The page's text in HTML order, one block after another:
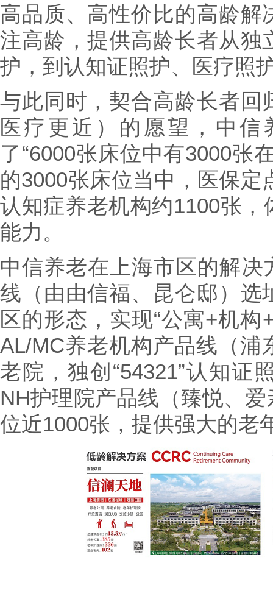
高品质、高性价比的高龄
注高龄，提供高龄长者从独
护，到认知证照护、医疗照
与此同时，契合高龄长者回
医疗更近）的愿望，中
了“6000张床位中有3000张
的3000张床位当中，医保
认知症养老机构约1100张
能力。
中信养老在上海市区的解
线（由由信福、昆仑邸）选
区的形态，实现“公寓+机
AL/MC养老机构产品线（
老院，独创“54321”认知证
NH护理院产品线（臻悦、
位近1000张，提供强大的老